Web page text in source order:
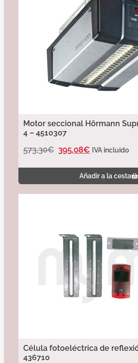
Motor seccional Hörmann
4 – 4510307
573,30€ 395,08€ IVA incluido
Añadir a la cesta
Célula fotoeléctrica de
436710